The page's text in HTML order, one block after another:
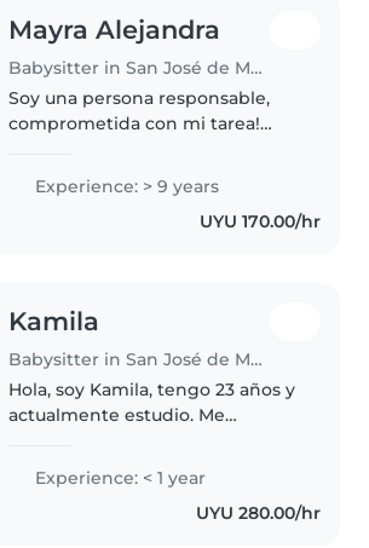
Mayra Alejandra
Babysitter in San José de Mayo
Soy una persona responsable,
comprometida con mi tarea!
Experience: > 9 years
UYU 170.00/hr
Kamila
Babysitter in San José de Mayo
Hola, soy Kamila, tengo 23 años y
actualmente estudio. Me
con los niños. Disfruto
acompañarlos en sus actividades,
Experience: < 1 year
UYU 280.00/hr